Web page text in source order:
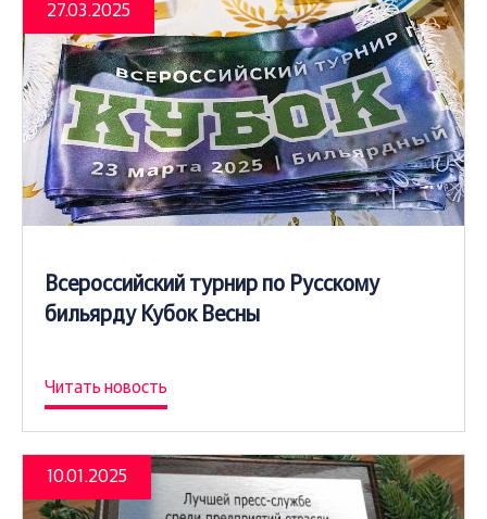
27.03.2025
Всероссийский турнир по Русскому
бильярду Кубок Весны
Читать новость
10.01.2025